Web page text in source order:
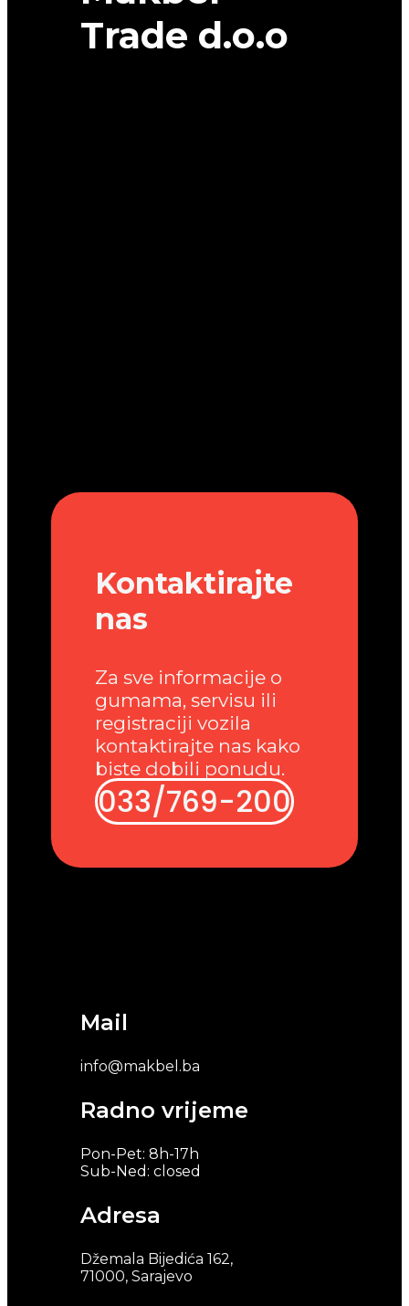
Trade d.o.o
Mail
info@makbel.ba
Radno vrijeme
Pon-Pet: 8h-17h
Sub-Ned: closed
Adresa
Džemala Bijedića 162,
71000, Sarajevo
Kontaktirajte
nas
Za sve informacije o
gumama, servisu ili
registraciji vozila
kontaktirajte nas kako
biste dobili ponudu.
033/769-200